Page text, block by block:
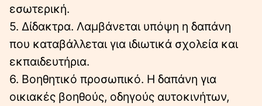
εσωτερική.
5. Δίδακτρα. Λαμβάνεται υπόψη η δαπάνη
που καταβάλλεται για ιδιωτικά σχολεία και
εκπαιδευτήρια.
6. Βοηθητικό προσωπικό. Η δαπάνη για
οικιακές βοηθούς, οδηγούς αυτοκινήτων,